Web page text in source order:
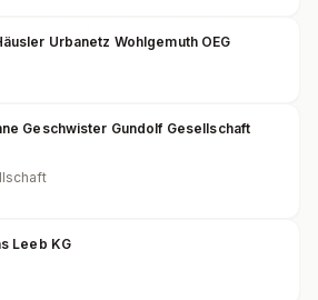
Urbanetz Wohlgemuth OEG
Geschwister Gundolf Gesellschaft
Leeb KG